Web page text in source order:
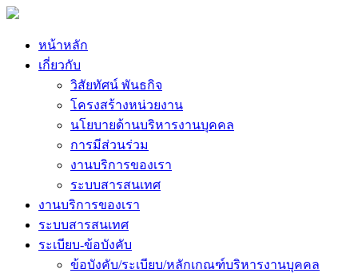
หน้าหลัก
เกี่ยวกับ
วิสัยทัศน์ พันธกิจ
โครงสร้างหน่วยงาน
นโยบายด้านบริหารงานบุคคล
การมีส่วนร่วม
งานบริการของเรา
ระบบสารสนเทศ
งานบริการของเรา
ระบบสารสนเทศ
ระเบียบ-ข้อบังคับ
ข้อบังคับ/ระเบียบ/หลักเกณฑ์บริหารงานบุคคล